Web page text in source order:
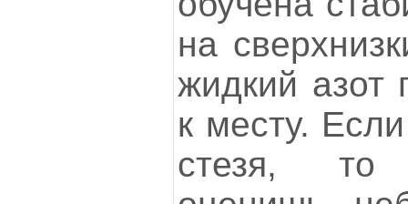
на
жидкий азот
к месту.
стезя, то